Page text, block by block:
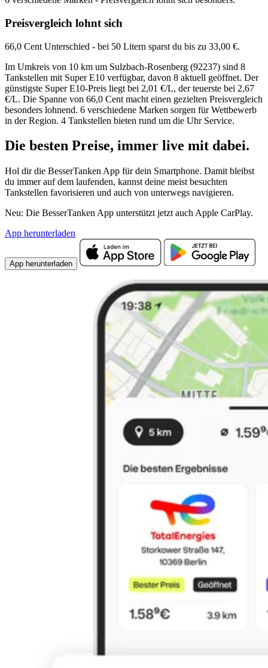
Preisvergleich lohnt sich
66,0 Cent Unterschied - bei 50 Litern sparst du bis zu 33,00 €.
Im Umkreis von 10 km um Sulzbach-Rosenberg (92237) sind 8
Tankstellen mit Super E10 verfügbar, davon 8 aktuell geöffnet. Der
günstigste Super E10-Preis liegt bei 2,01 €/L, der teuerste bei 2,67
€/L. Die Spanne von 66,0 Cent macht einen gezielten Preisvergleich
besonders lohnend. 6 verschiedene Marken sorgen für Wettbewerb
in der Region. 4 Tankstellen bieten rund um die Uhr Service.
Die besten Preise, immer live mit dabei.
Hol dir die BesserTanken App für dein Smartphone. Damit bleibst
du immer auf dem laufenden, kannst deine meist besuchten
Tankstellen favorisieren und auch von unterwegs navigieren.
Neu: Die BesserTanken App unterstützt jetzt auch Apple CarPlay.
App herunterladen
App herunterladen